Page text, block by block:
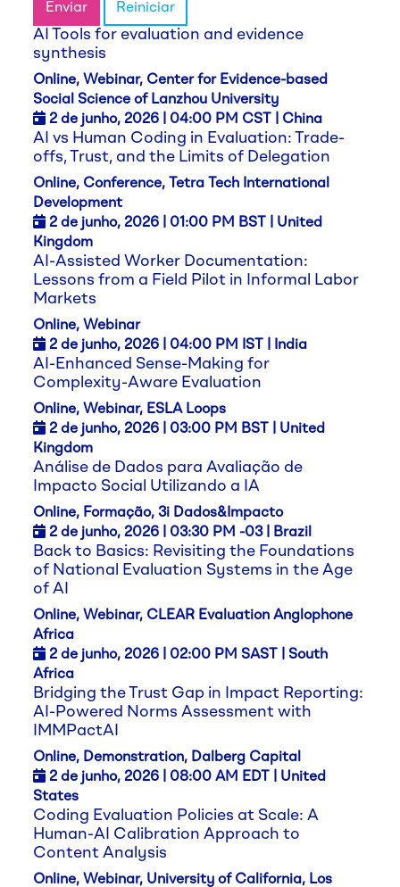
Enviar Reiniciar
AI Tools for evaluation and evidence
synthesis
Online, Webinar, Center for Evidence-based
Social Science of Lanzhou University
2 de junho, 2026 | 04:00 PM CST | China
AI vs Human Coding in Evaluation: Trade-
offs, Trust, and the Limits of Delegation
Online, Conference, Tetra Tech International
Development
2 de junho, 2026 | 01:00 PM BST | United
Kingdom
AI-Assisted Worker Documentation:
Lessons from a Field Pilot in Informal Labor
Markets
Online, Webinar
2 de junho, 2026 | 04:00 PM IST | India
AI-Enhanced Sense-Making for
Complexity-Aware Evaluation
Online, Webinar, ESLA Loops
2 de junho, 2026 | 03:00 PM BST | United
Kingdom
Análise de Dados para Avaliação de
Impacto Social Utilizando a IA
Online, Formação, 3i Dados&Impacto
2 de junho, 2026 | 03:30 PM -03 | Brazil
Back to Basics: Revisiting the Foundations
of National Evaluation Systems in the Age
of AI
Online, Webinar, CLEAR Evaluation Anglophone
Africa
2 de junho, 2026 | 02:00 PM SAST | South
Africa
Bridging the Trust Gap in Impact Reporting:
AI-Powered Norms Assessment with
IMMPactAI
Online, Demonstration, Dalberg Capital
2 de junho, 2026 | 08:00 AM EDT | United
States
Coding Evaluation Policies at Scale: A
Human-AI Calibration Approach to
Content Analysis
Online, Webinar, University of California, Los